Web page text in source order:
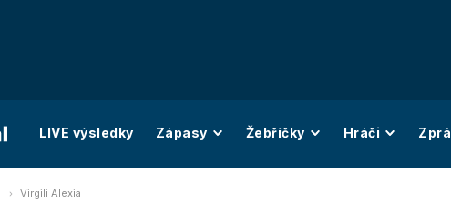
LIVE výsledky Zápasy Žebříčky Hráči
Virgili Alexia